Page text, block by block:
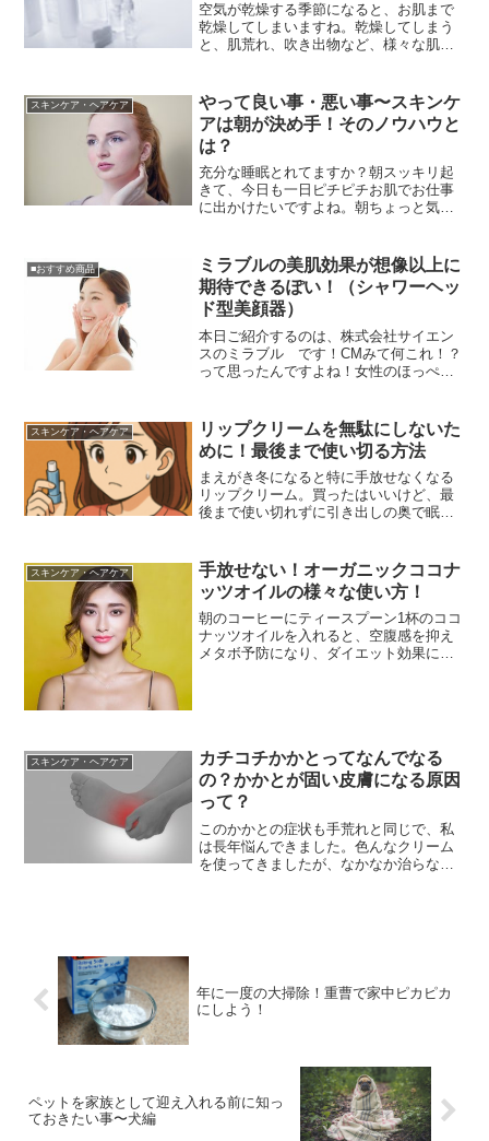
空気が乾燥する季節になると、お肌まで
乾燥してしまいますね。乾燥してしまう
と、肌荒れ、吹き出物など、様々な肌ト
か毎日たくさん使えません…。できれば
値段を気にせずに毎日しっ...
スキンケア・ヘアケア
やって良い事・悪い事〜スキンケ
アは朝が決め手！そのノウハウと
は？
充分な睡眠とれてますか？朝スッキリ起
きて、今日も一日ピチピチお肌でお仕事
に出かけたいですよね。朝ちょっと気を
す。一体その方法とは？朝の良い事・ま
ずはレモンを絞ったお白湯を...
■おすすめ商品
ミラブルの美肌効果が想像以上に
期待できるぽい！（シャワーヘッ
ド型美顔器）
本日ご紹介するのは、株式会社サイエン
スのミラブル です！CMみて何これ！？
って思ったんですよね！女性のほっぺた
れだけこのシャワーヘッドの洗浄力がす
ごい！ということらしい...
スキンケア・ヘアケア
リップクリームを無駄にしないた
めに！最後まで使い切る方法
まえがき冬になると特に手放せなくなる
リップクリーム。買ったはいいけど、最
後まで使い切れずに引き出しの奥で眠っ
るリップクリームの使い切り術を、主婦
目線でご紹介します！結論...
スキンケア・ヘアケア
手放せない！オーガニックココナ
ッツオイルの様々な使い方！
朝のコーヒーにティースプーン1杯のココ
ナッツオイルを入れると、空腹感を抑え
メタボ予防になり、ダイエット効果にも
スキンケア・ヘアケア
カチコチかかとってなんでなる
の？かかとが固い皮膚になる原因
って？
このかかとの症状も手荒れと同じで、私
は長年悩んできました。色んなクリーム
を使ってきましたが、なかなか治らな
年に一度の大掃除！重曹で家中ピカピカ
にしよう！
ペットを家族として迎え入れる前に知っ
ておきたい事〜犬編